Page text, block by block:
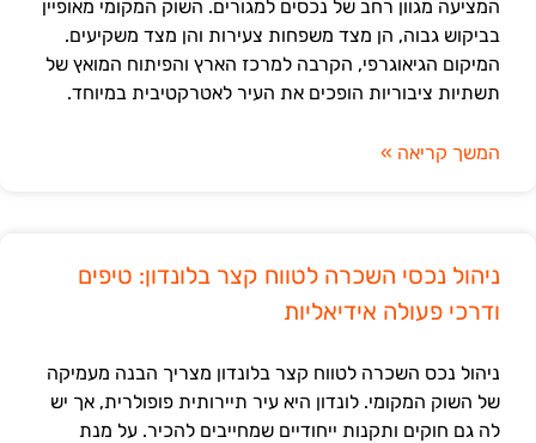
המציעה מגוון רחב של נכסים למגורים. השוק המקומי מאופיין
בביקוש גבוה, הן מצד משפחות צעירות והן מצד משקיעים.
המיקום הגיאוגרפי, הקרבה למרכז הארץ והפיתוח המואץ של
תשתיות ציבוריות הופכים את העיר לאטרקטיבית במיוחד.
המשך קריאה »
ניהול נכסי השכרה לטווח קצר בלונדון: טיפים
ודרכי פעולה אידיאליות
ניהול נכס השכרה לטווח קצר בלונדון מצריך הבנה מעמיקה
של השוק המקומי. לונדון היא עיר תיירותית פופולרית, אך יש
לה גם חוקים ותקנות ייחודיים שמחייבים להכיר. על מנת